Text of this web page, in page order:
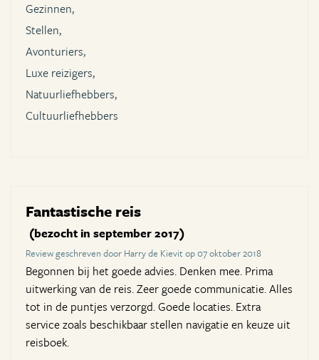
Gezinnen,
Stellen,
Avonturiers,
Luxe reizigers,
Natuurliefhebbers,
Cultuurliefhebbers
Fantastische reis
(bezocht in september 2017)
Review geschreven door Harry de Kievit op 07 oktober 2018
Begonnen bij het goede advies. Denken mee. Prima
uitwerking van de reis. Zeer goede communicatie. Alles
tot in de puntjes verzorgd. Goede locaties. Extra
service zoals beschikbaar stellen navigatie en keuze uit
reisboek.